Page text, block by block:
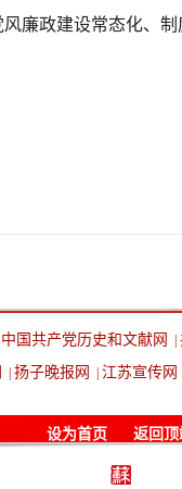
廉政建设常态化、
中国共产党历史和文献网
扬子晚报网 江苏宣传网
设为首页 返回顶